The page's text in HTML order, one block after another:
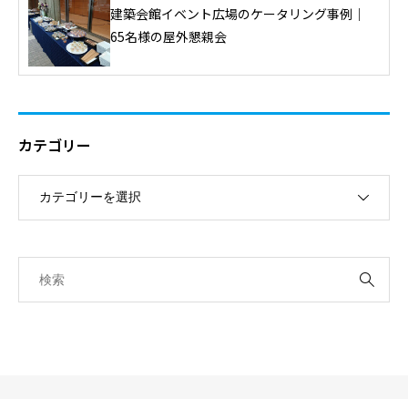
建築会館イベント広場のケータリング事例｜
65名様の屋外懇親会
カテゴリー